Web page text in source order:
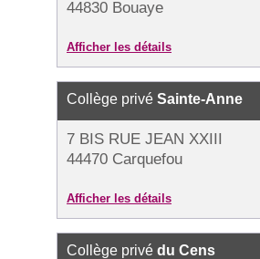
44830 Bouaye
Afficher les détails
Collège privé Sainte-Anne
7 BIS RUE JEAN XXIII
44470 Carquefou
Afficher les détails
Collège privé du Cens